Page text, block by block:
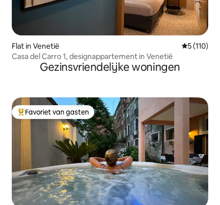
Flat in Venetië
5 (110)
Casa del Carro 1, designappartement in Venetië
Gezinsvriendelijke woningen
Topfavoriet van gasten
Favoriet van gasten